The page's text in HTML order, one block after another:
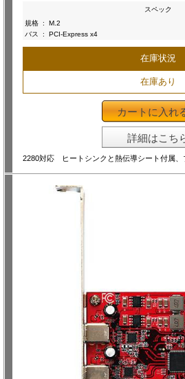
スペック
規格 :
M.2
バス
: PCI-Express x4
在庫状況
在庫あり
カートに入れ
詳細はこち
2280対応 ヒートシンクと熱伝導シート付属、